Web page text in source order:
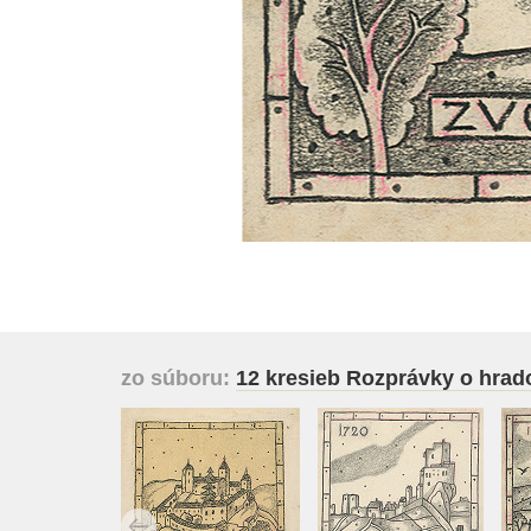
zo súboru: 12 kresieb Rozprávky o